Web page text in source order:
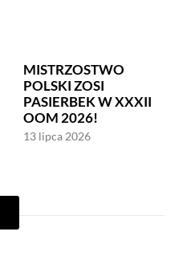
MISTRZOSTWO
POLSKI ZOSI
PASIERBEK W XXXII
OOM 2026!
13 lipca 2026